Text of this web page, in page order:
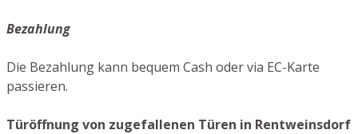
Bezahlung
Die Bezahlung kann bequem Cash oder via EC-Karte
passieren.
Türöffnung von zugefallenen Türen in Rentweinsdorf